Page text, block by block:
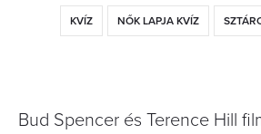
KVÍZ NŐK LAPJA KVÍZ
Bud Spencer és Terence Hill